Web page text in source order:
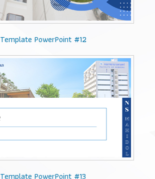
Template PowerPoint #12
Template PowerPoint #13